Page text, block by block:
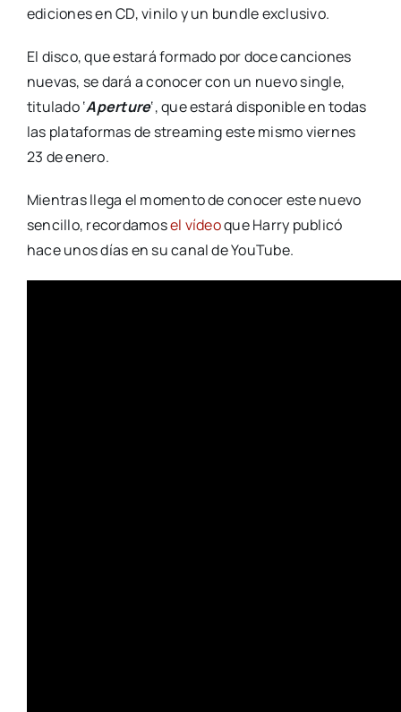
ediciones en CD, vinilo y un bundle exclusivo.
El disco, que estará formado por doce canciones
nuevas, se dará a conocer con un nuevo single,
titulado ‘Aperture‘, que estará disponible en todas
las plataformas de streaming este mismo viernes
23 de enero.
Mientras llega el momento de conocer este nuevo
sencillo, recordamosel vídeoque Harry publicó
hace unos días en su canal de YouTube.